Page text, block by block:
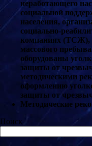
неработающего
социальной
населения,
социально-
компаниях (ТСЖ),
массового
оборудованы
защиты от
методическими
оформлению
защиты от
Методические
Поиск